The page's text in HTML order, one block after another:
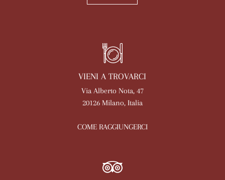
VIENI A TROVARCI
Via Alberto Nota, 47
20126 Milano, Italia
COME RAGGIUNGERCI